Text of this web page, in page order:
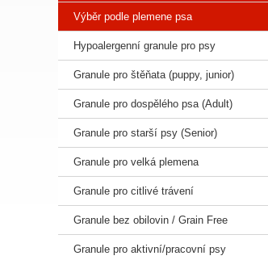
Výběr podle plemene psa
Hypoalergenní granule pro psy
Granule pro štěňata (puppy, junior)
Granule pro dospělého psa (Adult)
Granule pro starší psy (Senior)
Granule pro velká plemena
Granule pro citlivé trávení
Granule bez obilovin / Grain Free
Granule pro aktivní/pracovní psy